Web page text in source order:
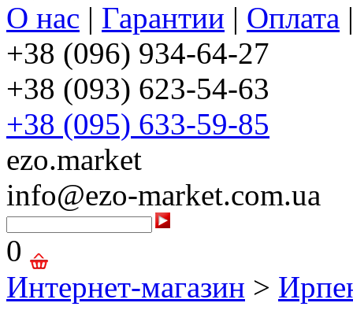
О нас | Гарантии | Оплата
+38 (096) 934-64-27
+38 (093) 623-54-63
+38 (095) 633-59-85
ezo.market
info@ezo-market.com.ua
0
Интернет-магазин >